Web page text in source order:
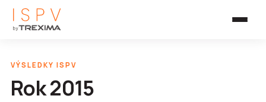
VÝSLEDKY ISPV
Rok 2015